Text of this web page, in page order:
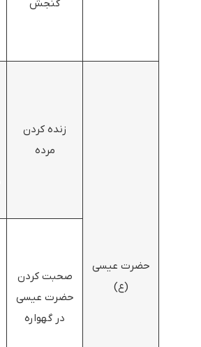
گنجش
حضرت عیسی
(ع)
زنده کردن
مرده
صحبت کردن
حضرت عیسی
در گهواره